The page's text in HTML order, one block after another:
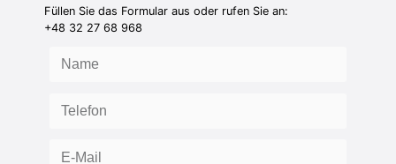
Füllen Sie das Formular aus oder rufen Sie an:
+48 32 27 68 968